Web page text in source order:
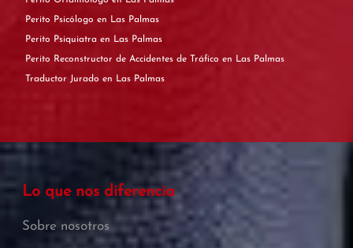
Perito Psicólogo en Las Palmas
Perito Psiquiatra en Las Palmas
Perito Reconstructor de Accidentes de Tráfico en Las Palmas
Traductor Jurado en Las Palmas
Lo que nos diferencia
Sobre nosotros